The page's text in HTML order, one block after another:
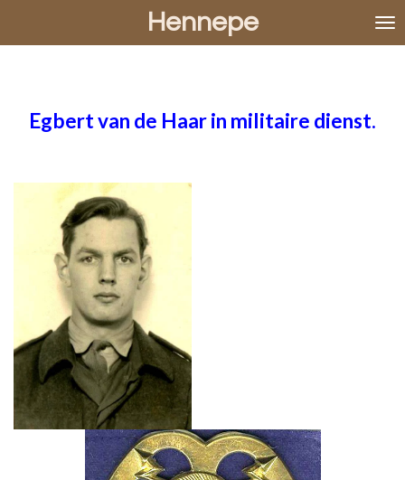
Hennepe
Egbert van de Haar in militaire dienst.